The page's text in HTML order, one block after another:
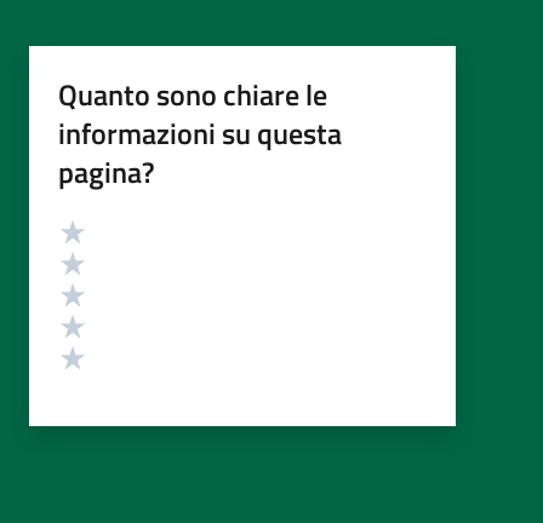
Quanto sono chiare le
informazioni su questa
pagina?
Valutazione